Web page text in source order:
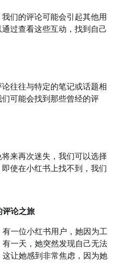
我们的评论可能会引起其他用
过查看这些互动，找到自己
论往往与特定的笔记或话题相
可能会找到那些曾经的评
来再次迷失，我们可以选择
使在小红书上找不到，我们
评论之旅
一位小红书用户，她因为工
一天，她突然发现自己无法
让她感到非常焦虑，因为她